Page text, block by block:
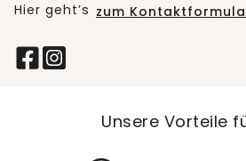
Hier geht’s zum
Unsere Vorteile